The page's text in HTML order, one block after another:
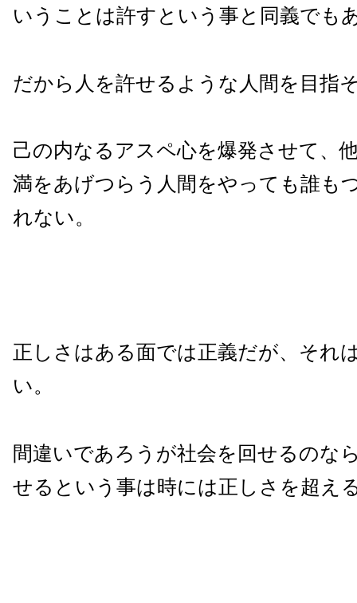
いうことは許すという事と同義でも
だから人を許せるような人間を目指
己の内なるアスペ心を爆発させて、
満をあげつらう人間をやっても誰も
れない。
正しさはある面では正義だが、それ
い。
間違いであろうが社会を回せるのな
せるという事は時には正しさを超え